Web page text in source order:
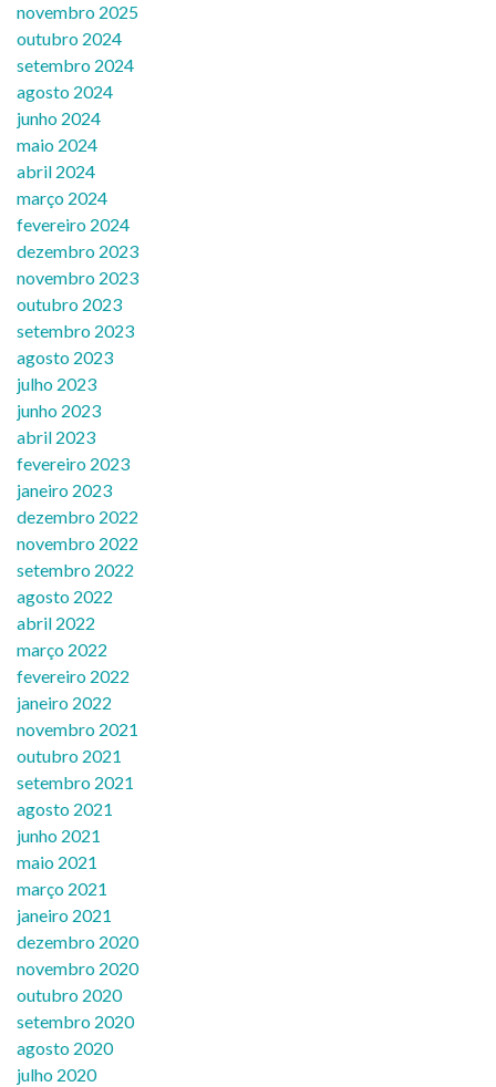
novembro 2025
outubro 2024
setembro 2024
agosto 2024
junho 2024
maio 2024
abril 2024
março 2024
fevereiro 2024
dezembro 2023
novembro 2023
outubro 2023
setembro 2023
agosto 2023
julho 2023
junho 2023
abril 2023
fevereiro 2023
janeiro 2023
dezembro 2022
novembro 2022
setembro 2022
agosto 2022
abril 2022
março 2022
fevereiro 2022
janeiro 2022
novembro 2021
outubro 2021
setembro 2021
agosto 2021
junho 2021
maio 2021
março 2021
janeiro 2021
dezembro 2020
novembro 2020
outubro 2020
setembro 2020
agosto 2020
julho 2020